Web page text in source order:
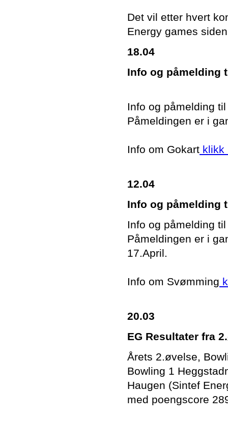
Det vil etter hvert
Energy games
18.04
Info og påmelding
Info og påmelding
Påmeldingen er i
Info om Gokart klikk
12.04
Info og påmelding
Info og påmelding
Påmeldingen er i
17.April.
Info om Svømming
20.03
EG Resultater fra
Årets 2.øvelse,
Bowling 1
Haugen (Sintef
med poengscore